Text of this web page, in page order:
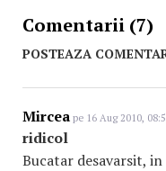
Comentarii (7)
POSTEAZA
Mircea pe 16 Aug 2010,
ridicol
Bucatar desavarsit,